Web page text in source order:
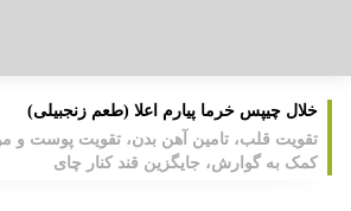
خلال چیپس خرما پیارم اعلا (طعم زنجبیلی)
تقویت قلب، تامین آهن بدن، تقویت پوست و
کمک به گوارش، جایگزین قند کنار چای